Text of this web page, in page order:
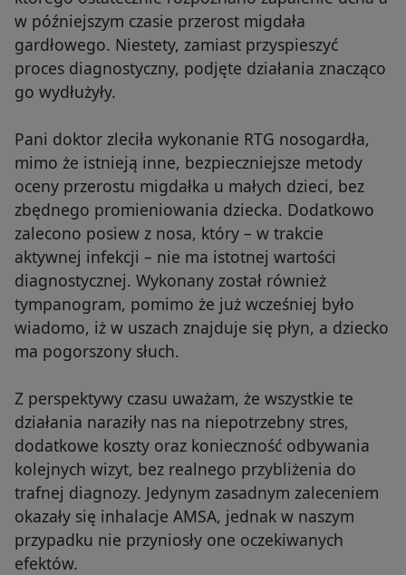
w późniejszym czasie przerost migdała
gardłowego. Niestety, zamiast przyspieszyć
proces diagnostyczny, podjęte działania znacząco
go wydłużyły.
Pani doktor zleciła wykonanie RTG nosogardła,
mimo że istnieją inne, bezpieczniejsze metody
oceny przerostu migdałka u małych dzieci, bez
zbędnego promieniowania dziecka. Dodatkowo
zalecono posiew z nosa, który – w trakcie
aktywnej infekcji – nie ma istotnej wartości
diagnostycznej. Wykonany został również
tympanogram, pomimo że już wcześniej było
wiadomo, iż w uszach znajduje się płyn, a dziecko
ma pogorszony słuch.
Z perspektywy czasu uważam, że wszystkie te
działania naraziły nas na niepotrzebny stres,
dodatkowe koszty oraz konieczność odbywania
kolejnych wizyt, bez realnego przybliżenia do
trafnej diagnozy. Jedynym zasadnym zaleceniem
okazały się inhalacje AMSA, jednak w naszym
przypadku nie przyniosły one oczekiwanych
efektów.